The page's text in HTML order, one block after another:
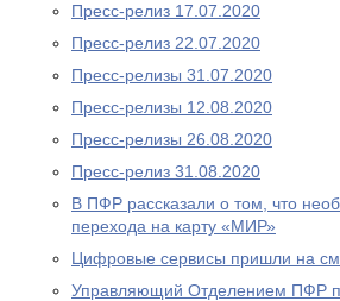
Пресс-релиз 17.07.2020
Пресс-релиз 22.07.2020
Пресс-релизы 31.07.2020
Пресс-релизы 12.08.2020
Пресс-релизы 26.08.2020
Пресс-релиз 31.08.2020
В ПФР рассказали о том, что
перехода на карту «МИР»
Цифровые сервисы пришли на
Управляющий Отделением ПФР